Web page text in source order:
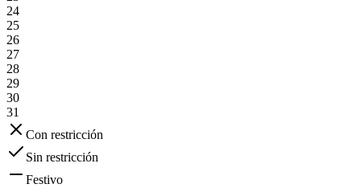
24
25
26
27
28
29
30
31
Con restricción
Sin restricción
Festivo